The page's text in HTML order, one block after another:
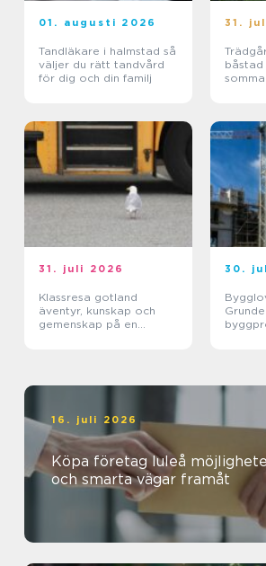
01. augusti 2026
Tandläkare i halmstad så
väljer du rätt tandvård
för dig och din familj
31.
båstad från
31. juli 2026
Klassresa gotland
äventyr, kunskap och
gemenskap på en
30.
16. juli 2026
Köpa företag luleå möjligheter, risker
och smarta vägar framåt